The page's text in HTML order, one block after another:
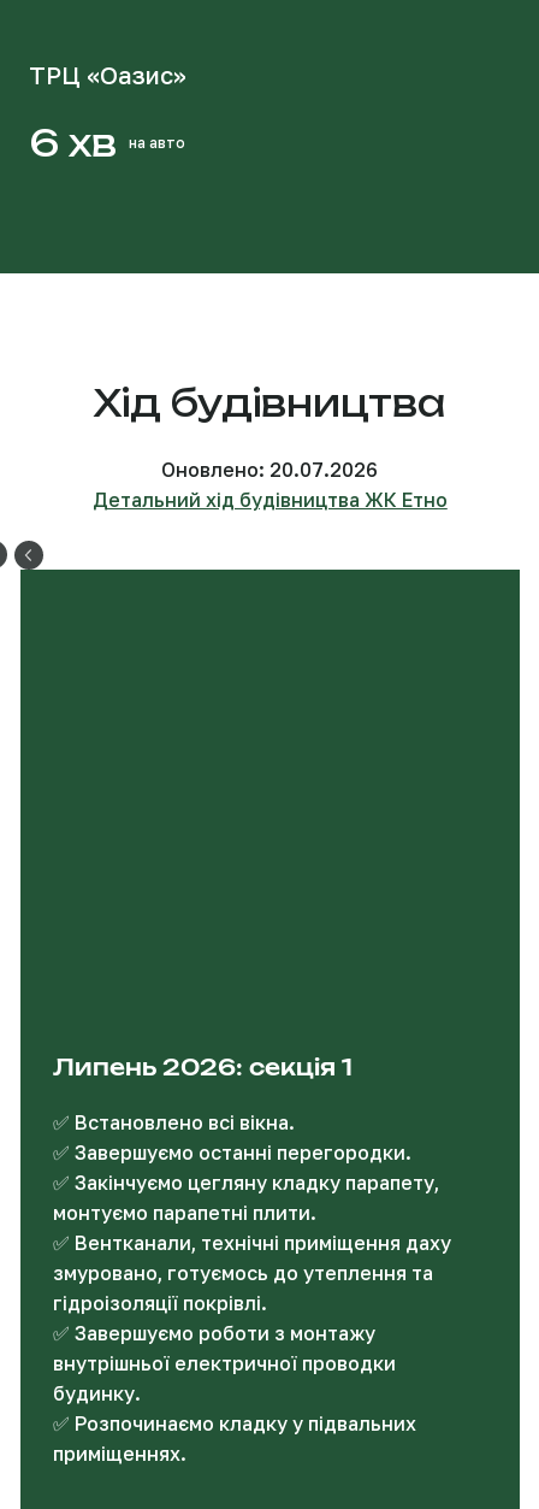
ТРЦ «Оазис»
6 хв на авто
Хід будівництва
Оновлено: 20.07.2026
Детальний хід будівництва ЖК Етно
Липень 2026: секція 1
✅ Встановлено всі вікна.
✅ Завершуємо останні перегородки.
✅ Закінчуємо цегляну кладку парапету,
монтуємо парапетні плити.
✅ Вентканали, технічні приміщення даху
змуровано, готуємось до утеплення та
гідроізоляції покрівлі.
✅ Завершуємо роботи з монтажу
внутрішньої електричної проводки
будинку.
✅ Розпочинаємо кладку у підвальних
приміщеннях.